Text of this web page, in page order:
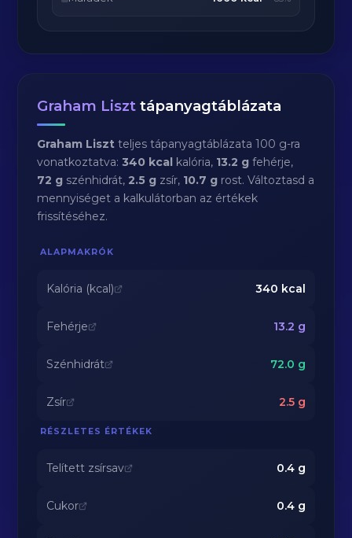
Graham Liszt tápanyagtáblázata
Graham Liszt teljes tápanyagtáblázata 100 g-ra
vonatkoztatva:340 kcal kalória, 13.2 g fehérje,
72 g szénhidrát,2.5 g zsír, 10.7 g rost. Változtasd a
mennyiséget a kalkulátorban az értékek
frissítéséhez.
ALAPMAKRÓK
Kalória (kcal) 340 kcal
Fehérje 13.2 g
Szénhidrát 72.0 g
Zsír 2.5g
RÉSZLETES ÉRTÉKEK
Telített zsírsav 0.4g
Cukor 0.4g